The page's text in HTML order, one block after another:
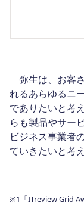
弥生は、お客
れるあらゆるニ
でありたいと考
らも製品やサー
ビジネス事業者
ていきたいと考
※1「ITreview Grid